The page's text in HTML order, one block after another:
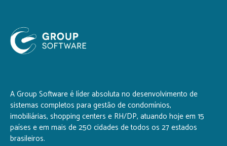
A Group Software é líder absoluta no desenvolvimento de
sistemas completos para gestão de condomínios,
imobiliárias, shopping centers e RH/DP, atuando hoje em 15
países e em mais de 250 cidades de todos os 27 estados
brasileiros.